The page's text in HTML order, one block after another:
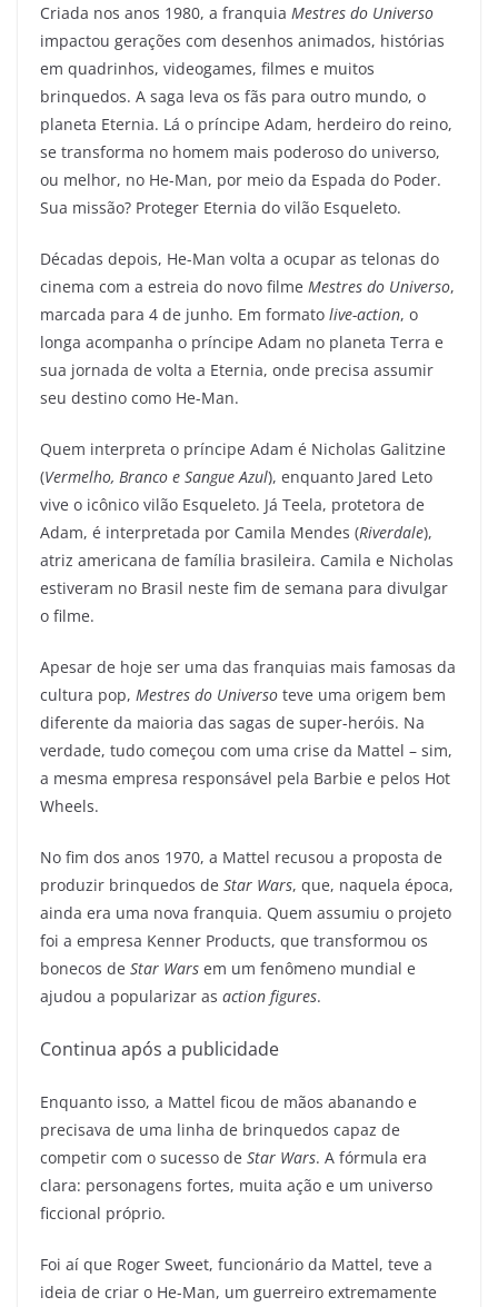
Criada nos anos 1980, a franquia Mestres do Universo
impactou gerações com desenhos animados, histórias
em quadrinhos, videogames, filmes e muitos
brinquedos. A saga leva os fãs para outro mundo, o
planeta Eternia. Lá o príncipe Adam, herdeiro do reino,
se transforma no homem mais poderoso do universo,
ou melhor, no He-Man, por meio da Espada do Poder.
Sua missão? Proteger Eternia do vilão Esqueleto.
Décadas depois, He-Man volta a ocupar as telonas do
cinema com a estreia do novo filme Mestres do Universo,
marcada para 4 de junho. Em formato live-action, o
longa acompanha o príncipe Adam no planeta Terra e
sua jornada de volta a Eternia, onde precisa assumir
seu destino como He-Man.
Quem interpreta o príncipe Adam é Nicholas Galitzine
(Vermelho, Branco e Sangue Azul), enquanto Jared Leto
vive o icônico vilão Esqueleto. Já Teela, protetora de
Adam, é interpretada por Camila Mendes (Riverdale),
atriz americana de família brasileira. Camila e Nicholas
estiveram no Brasil neste fim de semana para divulgar
o filme.
Apesar de hoje ser uma das franquias mais famosas da
cultura pop, Mestres do Universo teve uma origem bem
diferente da maioria das sagas de super-heróis. Na
verdade, tudo começou com uma crise da Mattel – sim,
a mesma empresa responsável pela Barbie e pelos Hot
Wheels.
No fim dos anos 1970, a Mattel recusou a proposta de
produzir brinquedos de Star Wars, que, naquela época,
ainda era uma nova franquia. Quem assumiu o projeto
foi a empresa Kenner Products, que transformou os
bonecos de Star Wars em um fenômeno mundial e
ajudou a popularizar as action figures.
Continua após a publicidade
Enquanto isso, a Mattel ficou de mãos abanando e
precisava de uma linha de brinquedos capaz de
competir com o sucesso de Star Wars. A fórmula era
clara: personagens fortes, muita ação e um universo
ficcional próprio.
Foi aí que Roger Sweet, funcionário da Mattel, teve a
ideia de criar o He-Man, um guerreiro extremamente